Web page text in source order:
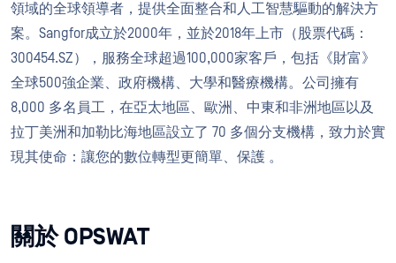
領域的全球領導者，提供全面整合和人工智慧驅動的解決方
案。Sangfor成立於2000年，並於2018年上市（股票代碼：
300454.SZ），服務全球超過100,000家客戶，包括《財富》
全球500強企業、政府機構、大學和醫療機構。公司擁有
8,000 多名員工，在亞太地區、歐洲、中東和非洲地區以及
拉丁美洲和加勒比海地區設立了 70 多個分支機構，致力於實
現其使命：讓您的數位轉型更簡單、保護 。
關於 OPSWAT